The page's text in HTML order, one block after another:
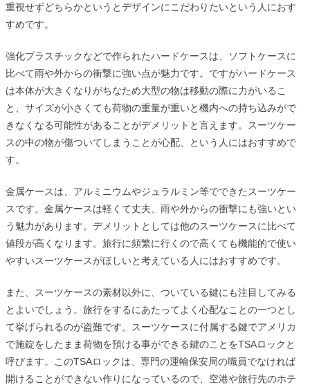
重視せずどちらかというとデザインにこだわりたいという人におす
すめです。
強化プラスチックなどで作られたハードケースは、ソフトケースに
比べて雨や外からの衝撃に強い点が魅力です。ですがハードケース
は本体が大きくなりがちなため大型の物は移動の際に力がいるこ
と、サイズが小さくても荷物の重量が重いと機内への持ち込みがで
きなくなる可能性があることがデメリットと言えます。スーツケー
スの中の物が傷ついてしまうことが心配、という人にはおすすめで
す。
金属ケースは、アルミニウムやジュラルミン等でできたスーツケー
スです。金属ケースは軽くて丈夫、雨や外からの衝撃にも強いとい
う魅力があります。デメリットとしては他のスーツケースに比べて
値段が高くなります。旅行に頻繁に行くので高くても機能的で使い
やすいスーツケースがほしいと考えている人にはおすすめです。
また、スーツケースの素材以外に、ついている鍵にも注目してみる
とよいでしょう。旅行をするにあたってよく心配なことの一つとし
て挙げられるのが盗難です。スーツケースに付属する鍵でアメリカ
で施錠をしたまま荷物を預ける事ができる鍵のことをTSAロックと
呼びます。このTSAロックは、専門の運輸保安局の職員でなければ
開けることができない作りになっているので、空港や旅行先のホテ